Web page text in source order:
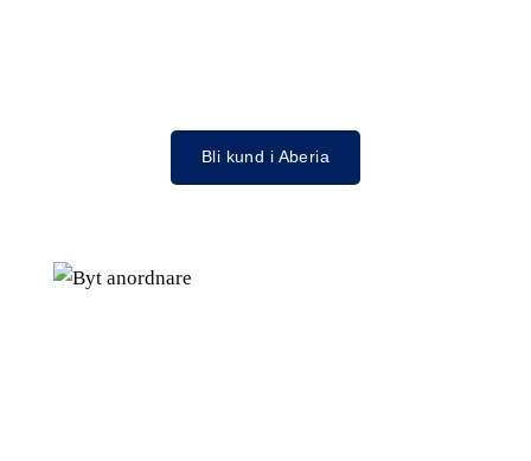
Bli kund i Aberia